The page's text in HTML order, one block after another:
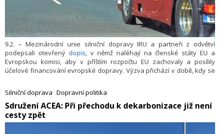
9.2. – Mezinárodní unie silniční dopravy IRU a partneři z odvětví
podepsali otevřený dopis, v němž naléhají na členské státy EU a
Evropskou komisi, aby v příštím rozpočtu EU zachovaly a posílily
účelové financování evropské dopravy. Výzva přichází v době, kdy se
který bude určovat rozpočtové priority bloku pro nadcházející roky.
Silniční doprava Dopravní politika
​Sdružení ACEA: Při přechodu k dekarbonizace již není
cesty zpět